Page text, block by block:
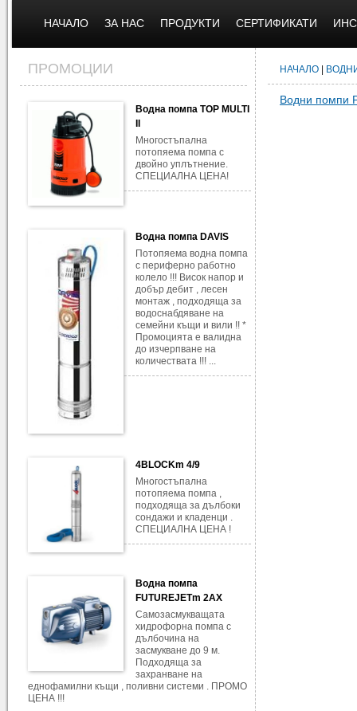
НАЧАЛО ЗА НАС ПРОДУКТИ СЕРТИФИКАТИ
ПРОМОЦИИ
Водна помпа TOP MULTI
Многостъпална
потопяема помпа с
двойно уплътнение.
СПЕЦИАЛНА ЦЕНА!
Водна помпа DAVIS
Потопяема водна помпа
с периферно работно
колело !!! Висок напор и
добър дебит , лесен
монтаж , подходяща за
водоснабдяване на
семейни къщи и вили !! *
Промоцията е валидна
до изчерпване на
количествата !!! ...
4BLOCKm 4/9
Многостъпална
потопяема помпа ,
подходяща за дълбоки
сондажи и кладенци .
СПЕЦИАЛНА ЦЕНА !
Водна помпа
FUTUREJETm 2AX
Самозасмукващата
хидрофорна помпа с
дълбочина на
засмукване до 9 м.
Подходяща за
захранване на
еднофамилни къщи , поливни системи . ПРОМО
ЦЕНА !!!
НАЧАЛО
Водни помпи